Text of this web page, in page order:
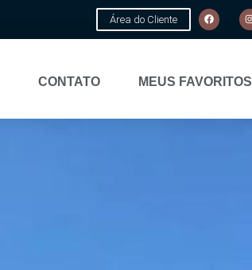
Área do Cliente
CONTATO MEUS FAVORITOS